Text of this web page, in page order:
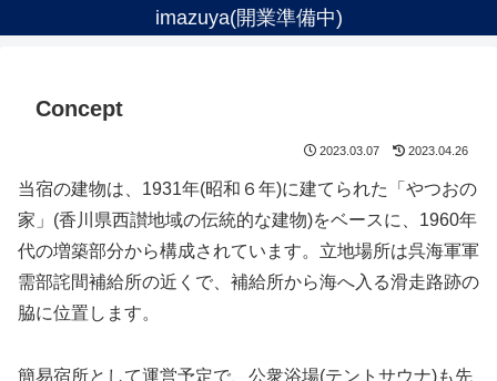
imazuya(開業準備中)
Concept
2023.03.07 2023.04.26
当宿の建物は、1931年(昭和６年)に建てられた「やつおの
家」(香川県西讃地域の伝統的な建物)をベースに、1960年
代の増築部分から構成されています。立地場所は呉海軍軍
需部詫間補給所の近くで、補給所から海へ入る滑走路跡の
脇に位置します。
簡易宿所として運営予定で、公衆浴場(テントサウナ)も先